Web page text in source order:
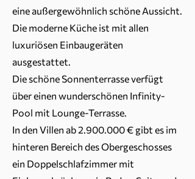
eine außergewöhnlich schöne Aussicht.
Die moderne Küche ist mit allen
luxuriösen Einbaugeräten
ausgestattet.
Die schöne Sonnenterrasse verfügt
über einen wunderschönen Infinity-
Pool mit Lounge-Terrasse.
In den Villen ab2.900.000€ gibt es im
hinteren Bereich des Obergeschosses
ein Doppelschlafzimmer mit